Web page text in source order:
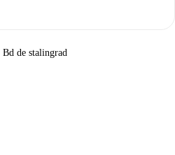
Bd de stalingrad